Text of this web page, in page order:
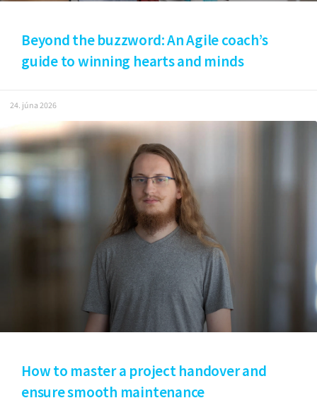
Beyond the buzzword: An Agile coach’s
guide to winning hearts and minds
24. júna 2026
How to master a project handover and
ensure smooth maintenance